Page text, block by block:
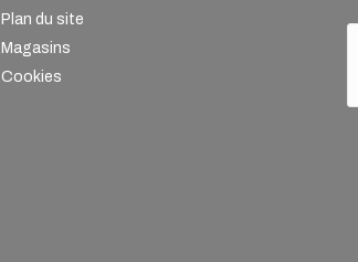
Plan du site
Magasins
Cookies